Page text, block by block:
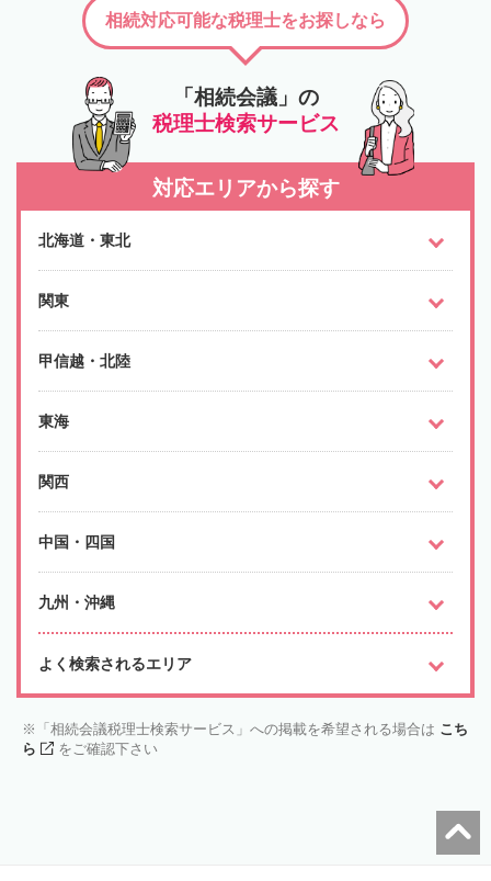
「相続会議」の
税理士検索サービス
相続対応可能な税理士をお探しなら
対応エリアから探す
北海道・東北
関東
甲信越・北陸
東海
関西
中国・四国
九州・沖縄
よく検索されるエリア
「相続会議税理士検索サービス」への掲載を希望される場合は こち
ら
をご確認下さい